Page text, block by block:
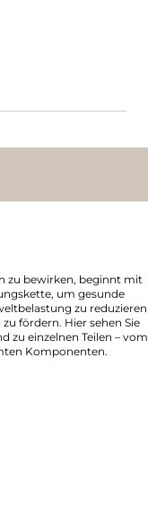
zu bewirken, beginnt mit
um gesunde
zu reduzieren
fördern. Hier sehen Sie
zu einzelnen Teilen – vom
Komponenten.